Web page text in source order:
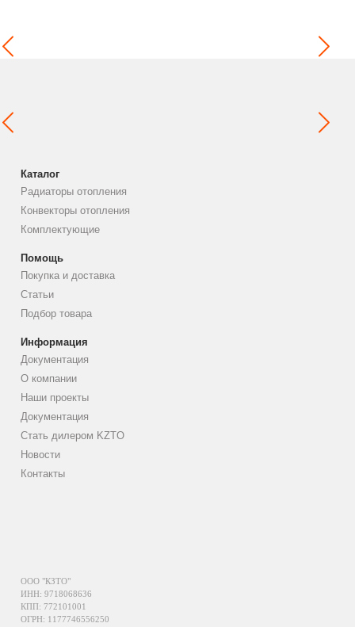
Каталог
Радиаторы отопления
Конвекторы отопления
Комплектующие
Помощь
Покупка и доставка
Статьи
Подбор товара
Информация
Документация
О компании
Наши проекты
Документация
Стать дилером KZTO
Новости
Контакты
ООО "КЗТО"
ИНН: 9718068636
КПП: 772101001
ОГРН: 1177746556250